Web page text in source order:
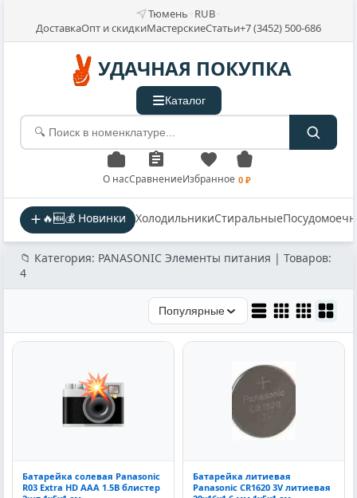
Тюмень RUB
ДоставкаОпт и скидкиМастерскиеСтатьи+7 (3452) 500-686
УДАЧНАЯ ПОКУПКА
Каталог
О насСравнениеИзбранное 0 ₽
🔥🆕💰 Новинки ХолодильникиСтиральные
📁 Категория: PANASONIC Элементы питания | Товаров:
4
Популярные
Батарейка солевая Panasonic
R03 Extra HD AAA 1.5В блистер
Батарейка литиевая
Panasonic CR1620 3V литиевая